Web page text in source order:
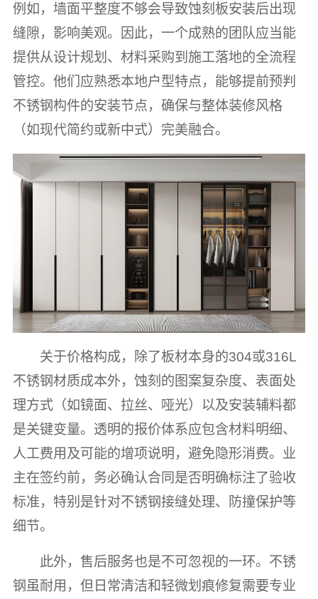
例如，墙面平整度不够会导致蚀刻板安装后出现
缝隙，影响美观。因此，一个成熟的团队应当能
提供从设计规划、材料采购到施工落地的全流程
管控。他们应熟悉本地户型特点，能够提前预判
不锈钢构件的安装节点，确保与整体装修风格
（如现代简约或新中式）完美融合。
关于价格构成，除了板材本身的304或316L
不锈钢材质成本外，蚀刻的图案复杂度、表面处
理方式（如镜面、拉丝、哑光）以及安装辅料都
是关键变量。透明的报价体系应包含材料明细、
人工费用及可能的增项说明，避免隐形消费。业
主在签约前，务必确认合同是否明确标注了验收
标准，特别是针对不锈钢接缝处理、防撞保护等
细节。
此外，售后服务也是不可忽视的一环。不锈
钢虽耐用，但日常清洁和轻微划痕修复需要专业